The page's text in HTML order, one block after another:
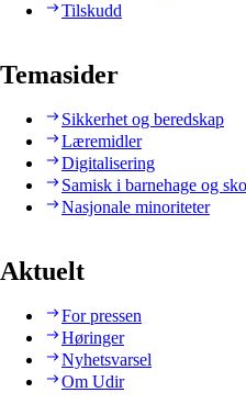
Tilskudd
Temasider
Sikkerhet og beredskap
Læremidler
Digitalisering
Samisk i barnehage og
Nasjonale minoriteter
Aktuelt
For pressen
Høringer
Nyhetsvarsel
Om Udir